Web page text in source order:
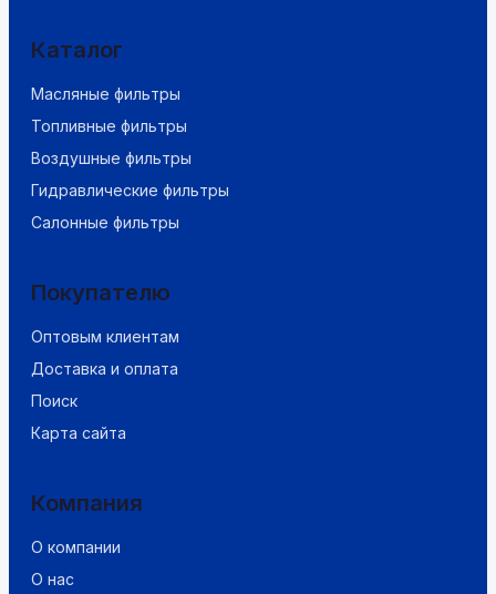
Каталог
Масляные фильтры
Топливные фильтры
Воздушные фильтры
Гидравлические фильтры
Салонные фильтры
Покупателю
Оптовым клиентам
Доставка и оплата
Поиск
Карта сайта
Компания
О компании
О нас